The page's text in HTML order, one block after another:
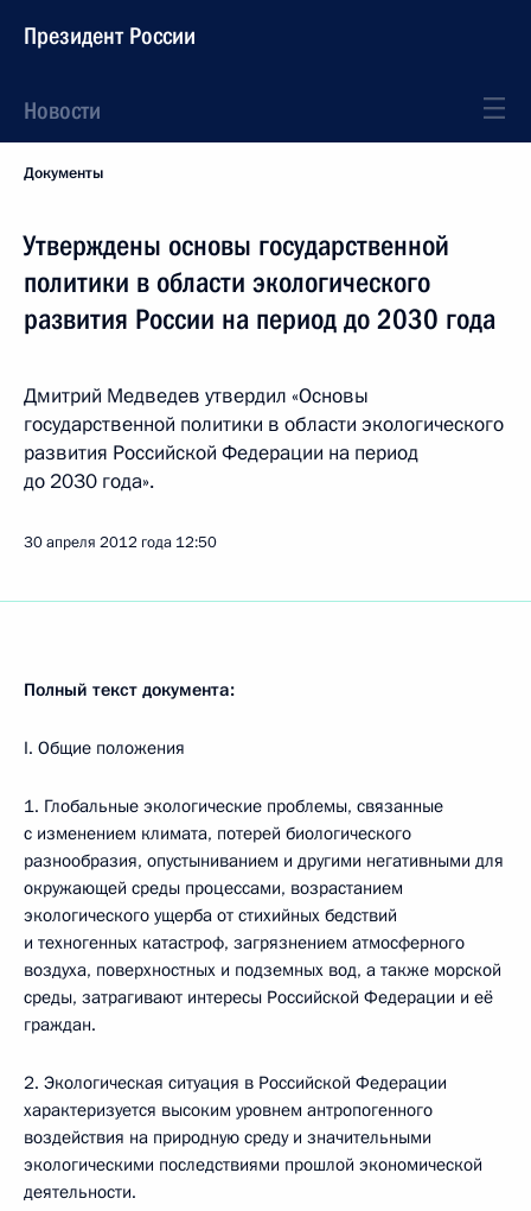
Президент России
Новости
Документы
Утверждены основы государственной
политики в области экологического
развития России на период до 2030 года
Дмитрий Медведев утвердил «Основы
государственной политики в области экологического
развития Российской Федерации на период
до 2030 года».
30 апреля 2012 года 12:50
Полный текст документа:
I. Общие положения
1. Глобальные экологические проблемы, связанные
с изменением климата, потерей биологического
разнообразия, опустыниванием и другими негативными для
окружающей среды процессами, возрастанием
экологического ущерба от стихийных бедствий
и техногенных катастроф, загрязнением атмосферного
воздуха, поверхностных и подземных вод, а также морской
среды, затрагивают интересы Российской Федерации и её
граждан.
2. Экологическая ситуация в Российской Федерации
характеризуется высоким уровнем антропогенного
воздействия на природную среду и значительными
экологическими последствиями прошлой экономической
деятельности.